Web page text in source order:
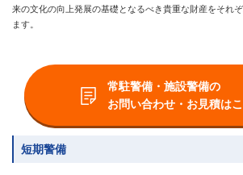
来の文化の向上発展の基礎となるべき貴重な財産をそれ
ます。
常駐警備・施設警備の
お問い合わせ・お見積は
短期警備